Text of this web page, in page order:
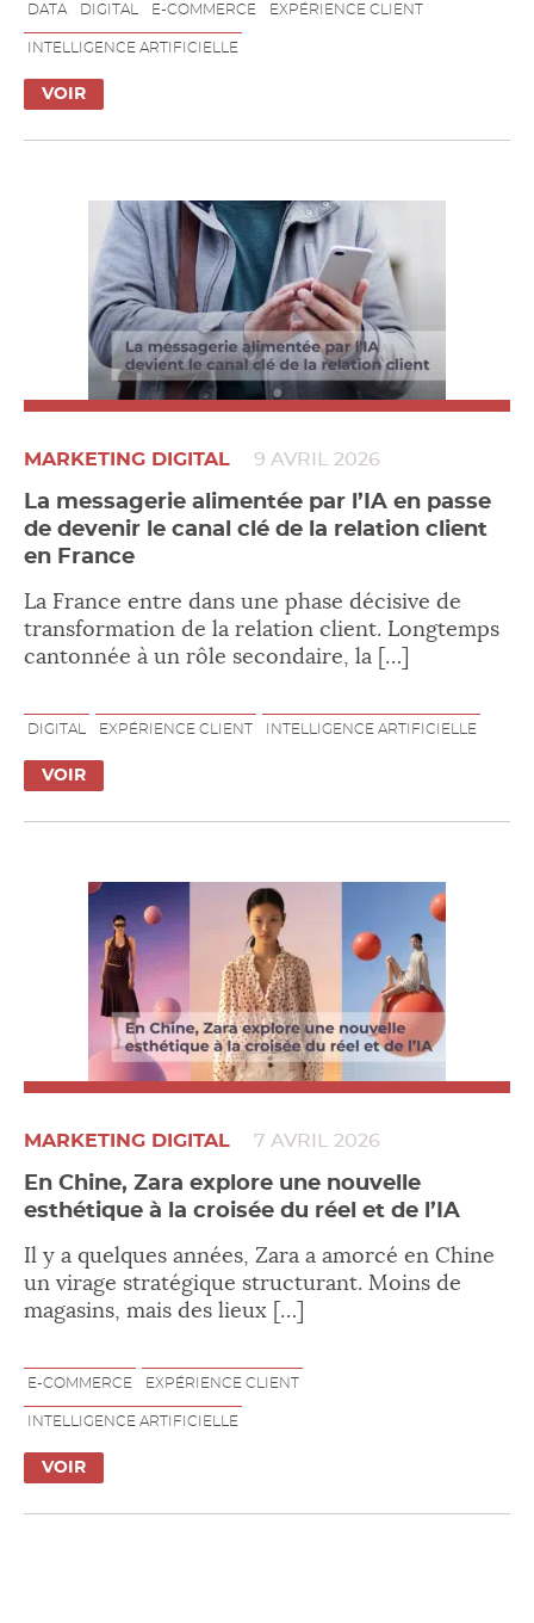
DATA DIGITAL E-COMMERCE EXPÉRIENCE CLIENT
INTELLIGENCE ARTIFICIELLE
VOIR
MARKETING DIGITAL 9 AVRIL 2026
La messagerie alimentée par l’IA en passe
de devenir le canal clé de la relation client
en France
La France entre dans une phase décisive de
transformation de la relation client. Longtemps
cantonnée à un rôle secondaire, la […]
DIGITAL EXPÉRIENCE CLIENT INTELLIGENCE ARTIFICIELLE
VOIR
MARKETING DIGITAL 7 AVRIL 2026
En Chine, Zara explore une nouvelle
esthétique à la croisée du réel et de l’IA
Il y a quelques années, Zara a amorcé en Chine
un virage stratégique structurant. Moins de
magasins, mais des lieux […]
E-COMMERCE EXPÉRIENCE CLIENT
INTELLIGENCE ARTIFICIELLE
VOIR